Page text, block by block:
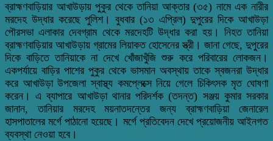
ব্রাহ্মণবাড়িয়ার আখাউড়ায় পুকুর থেকে তানিয়া আক্তার (৩৫) নামে এক নারীর
মরদেহ উদ্ধার করেছে পুলিশ। বুধবার (১৩ এপ্রিল) দুপুরের দিকে আখাউড়া
পৌরসভা এলাকার দেবগ্রাম থেকে মরদেহটি উদ্ধার করা হয়। নিহত তানিয়া
ব্রাহ্মণবাড়িয়ার আখাউড়ায় গ্রামের লিয়াকত হোসেনের স্ত্রী। জানা গেছে, দুপুরের
দিকে বাড়িতে তানিয়াকে না দেখে খোঁজাখুঁজি শুরু করে পরিবারের লোকজন।
একপর্যায়ে বাড়ির পাশের পুকুর থেকে ভাসমান অবস্থায় তাকে স্বজনরা উদ্ধার
করে আখাউড়া উপজেলা স্বাস্থ্য কমপ্লেক্সে নিয়ে গেলে চিকিৎসক মৃত ঘোষণা
করেন। এ ব্যাপারে আখাউড়া থানার পরিদর্শক (তদন্ত) সঞ্জয় কুমার সরকার
জানান, তানিয়ার মরদেহ ময়নাতদন্তের জন্য ব্রাহ্মণবাড়িয়া জেনারেল
হাসপাতালের মর্গে পাঠানো হয়েছে। মর্গে প্রতিবেদন দেখে প্রয়োজনীয় আইনগত
ব্যবস্থা নেওয়া হবে।